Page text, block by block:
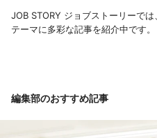
JOB STORY ジョブストーリーで
テーマに多彩な記事を紹介中です。
編集部のおすすめ記事